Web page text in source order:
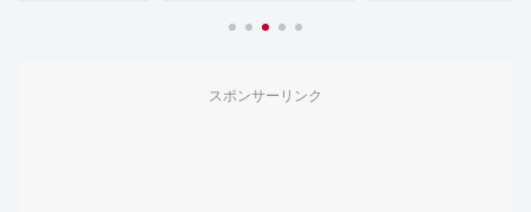
スポンサーリンク